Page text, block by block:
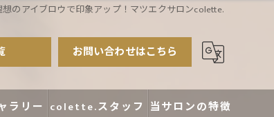
想のアイブロウで印象アップ！マツエクサロンcolette.
お問い合わせはこちら
ラリー colette.スタッフ 当サロンの特徴